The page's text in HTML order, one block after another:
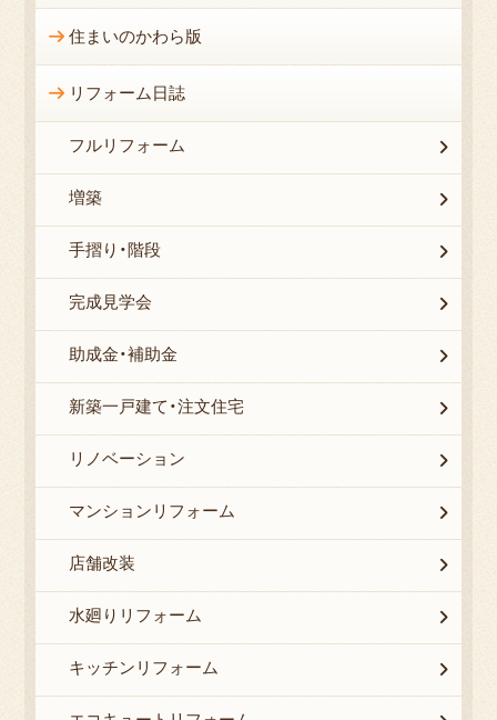
住まいのかわら版
リフォーム日誌
フルリフォーム
増築
手摺り・階段
完成見学会
助成金・補助金
新築一戸建て・注文住宅
リノベーション
マンションリフォーム
店舗改装
水廻りリフォーム
キッチンリフォーム